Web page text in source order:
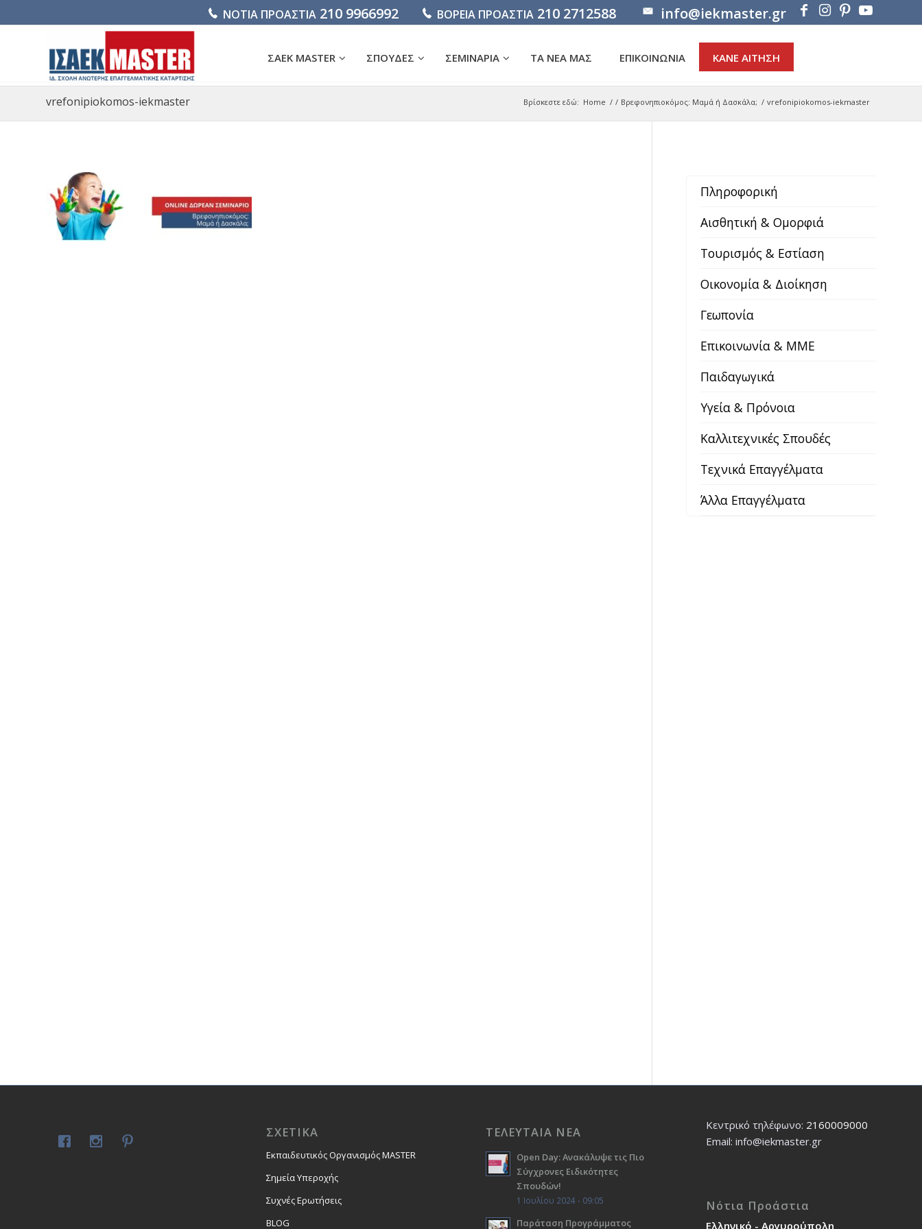
ΝΟΤΙΑ ΠΡΟΑΣΤΙΑ 210 9966992 ΒΟΡΕΙΑ ΠΡΟΑΣΤΙΑ 210 2712588 info@iekmaster.gr
ΣΑΕΚ MASTER ΣΠΟΥΔΕΣ ΣΕΜΙΝΑΡΙΑ ΤΑ ΝΕΑ ΜΑΣ ΕΠΙΚΟΙΝΩΝΙΑ ΚΑΝΕ ΑΙΤΗΣΗ
vrefonipiokomos-iekmaster Βρίσκεστε εδώ: Home / / Βρεφονηπιοκόμος: Μαμά ή Δασκάλα; / vrefonipiokomos-iekmaster
Πληροφορική
Αισθητική & Ομορφιά
Τουρισμός & Εστίαση
Οικονομία & Διοίκηση
Γεωπονία
Επικοινωνία & ΜΜΕ
Παιδαγωγικά
Υγεία & Πρόνοια
Καλλιτεχνικές Σπουδές
Τεχνικά Επαγγέλματα
Άλλα Επαγγέλματα
ΣΧΕΤΙΚΑ
Εκπαιδευτικός Οργανισμός MASTER
Σημεία Υπεροχής
Συχνές Ερωτήσεις
BLOG
ΤΕΛΕΥΤΑΙΑ ΝΕΑ
Open Day: Ανακάλυψε τις Πιο
Σύγχρονες Ειδικότητες
Σπουδών!
1 Ιουλίου 2024 - 09:05
Παράταση Προγράμματος
Κεντρικό τηλέφωνο: 2160009000
Εmail: info@iekmaster.gr
Νότια Προάστια
Ελληνικό - Αργυρούπολη